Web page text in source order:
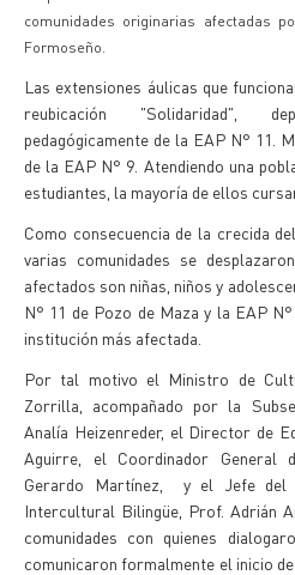
comunidades originarias afectadas
Formoseño.
Las extensiones áulicas que
reubicación "Solidaridad",
pedagógicamente de la EAP N° 11.
de la EAP N° 9. Atendiendo una
estudiantes, la mayoría de ellos
Como consecuencia de la crecida
varias comunidades se
afectados son niñas, niños y
N° 11 de Pozo de Maza y la EAP
institución más afectada.
Por tal motivo el Ministro de
Zorrilla, acompañado por la
Analía Heizenreder, el Director de
Aguirre, el Coordinador General
Gerardo Martínez, y el Jefe del
Intercultural Bilingüe, Prof. Adrián
comunidades con quienes
comunicaron formalmente el inicio